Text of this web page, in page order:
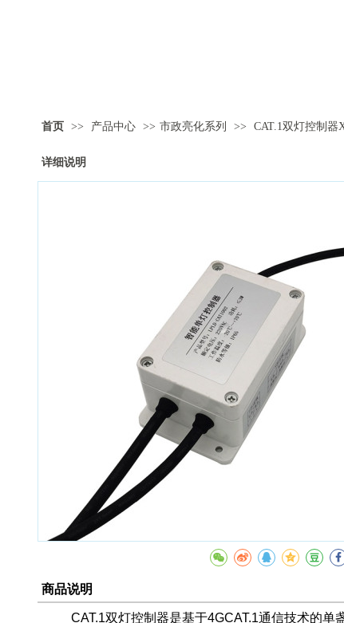
首页 >> 产品中心 >> 市政亮化系列 >> CAT.1双灯控制器
详细说明
商品说明
CAT.1双灯控制器是基于4GCAT.1通信技术的